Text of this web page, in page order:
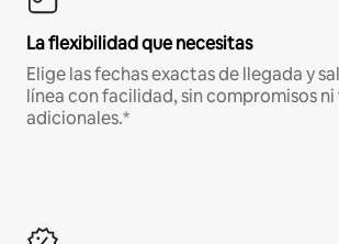
La flexibilidad que necesitas
Elige las fechas exactas de llegada y
línea con facilidad, sin compromisos
adicionales.*